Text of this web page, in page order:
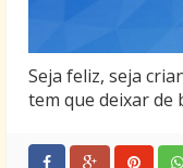
Seja feliz, seja
tem que deixar de